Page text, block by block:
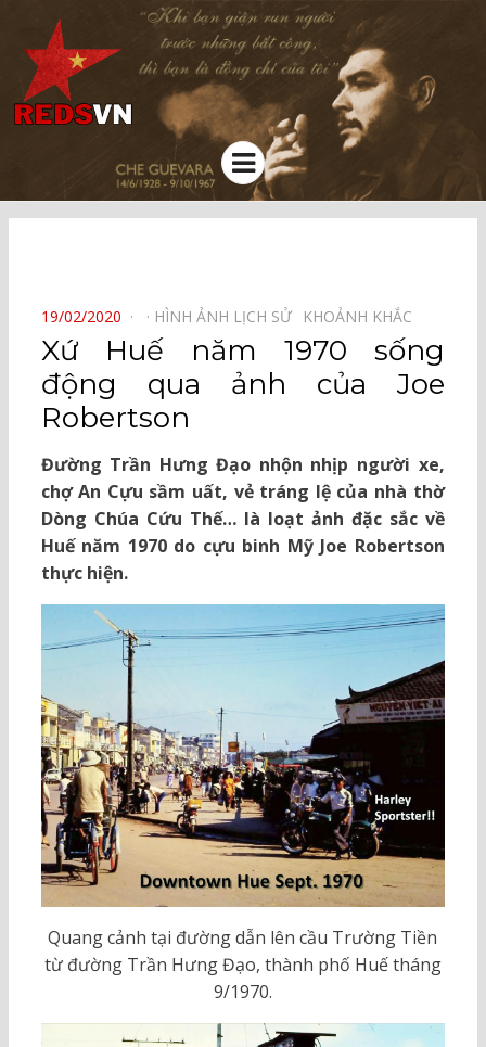
Kênh chia sẻ tri thức cộng đồng
Menu
POSTED
ON
19/02/2020 HÌNH ẢNH LỊCH SỬ⠀ KHOẢNH KHẮC⠀
Xứ Huế năm 1970 sống
động qua ảnh của Joe
Robertson
Đường Trần Hưng Đạo nhộn nhịp người xe,
chợ An Cựu sầm uất, vẻ tráng lệ của nhà thờ
Dòng Chúa Cứu Thế… là loạt ảnh đặc sắc về
Huế năm 1970 do cựu binh Mỹ Joe Robertson
thực hiện.
Quang cảnh tại đường dẫn lên cầu Trường Tiền
từ đường Trần Hưng Đạo, thành phố Huế tháng
9/1970.